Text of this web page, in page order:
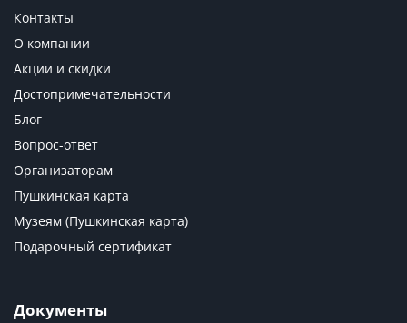
Контакты
О компании
Акции и скидки
Достопримечательности
Блог
Вопрос-ответ
Организаторам
Пушкинская карта
Музеям (Пушкинская карта)
Подарочный сертификат
Документы